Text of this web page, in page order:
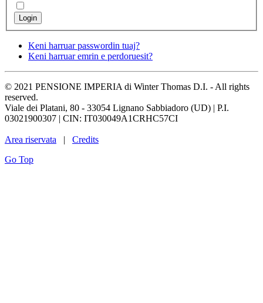
Login
Keni harruar passwordin tuaj?
Keni harruar emrin e perdoruesit?
© 2021 PENSIONE IMPERIA di Winter Thomas D.I. - All rights
reserved.
Viale dei Platani, 80 - 33054 Lignano Sabbiadoro (UD) | P.I.
03021900307 | CIN: IT030049A1CRHC57CI
Area riservata | Credits
Go Top